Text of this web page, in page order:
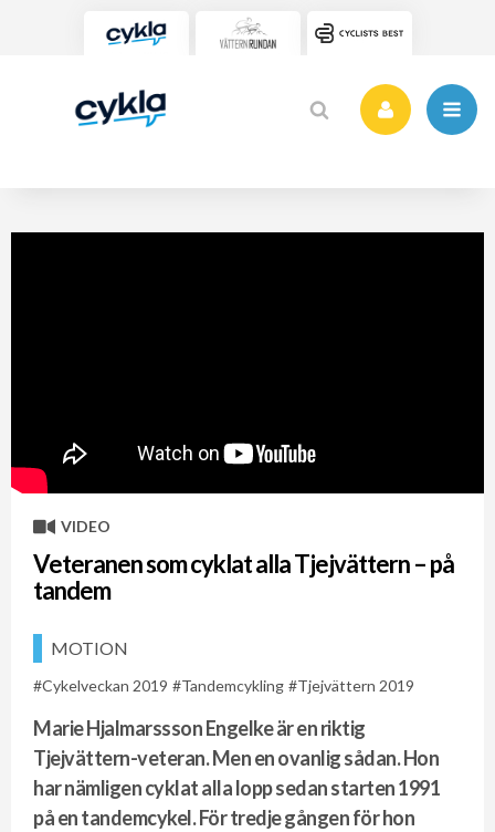
VIDEO
Veteranen som cyklat alla Tjejvättern – på
tandem
MOTION
Cykelveckan 2019 Tandemcykling Tjejvättern 2019
Marie Hjalmarssson Engelke är en riktig
Tjejvättern-veteran. Men en ovanlig sådan. Hon
har nämligen cyklat alla lopp sedan starten 1991
på en tandemcykel. För tredje gången för hon